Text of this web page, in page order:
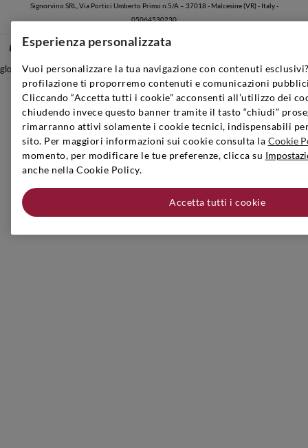
Signorvino SRL, Via Portici Umberto Primo n.5/A – 37018 - Malcesine (VR) - Italy -
05064530230
Esperienza personalizzata
Vuoi personalizzare la tua navigazione con contenuti
profilazione ti proporremo contenuti e comunicazioni
Cliccando “Accetta tutti i cookie” acconsenti all’utilizzo dei
chiudendo invece questo banner tramite il tasto “chiudi”
rimarranno attivi solamente i cookie tecnici, indispensabili
sito. Per maggiori informazioni sui cookie consulta la Cookie
momento, per modificare le tue preferenze, clicca su
anche nella Cookie Policy.
Accetta tutti i cookie
global.nocontent